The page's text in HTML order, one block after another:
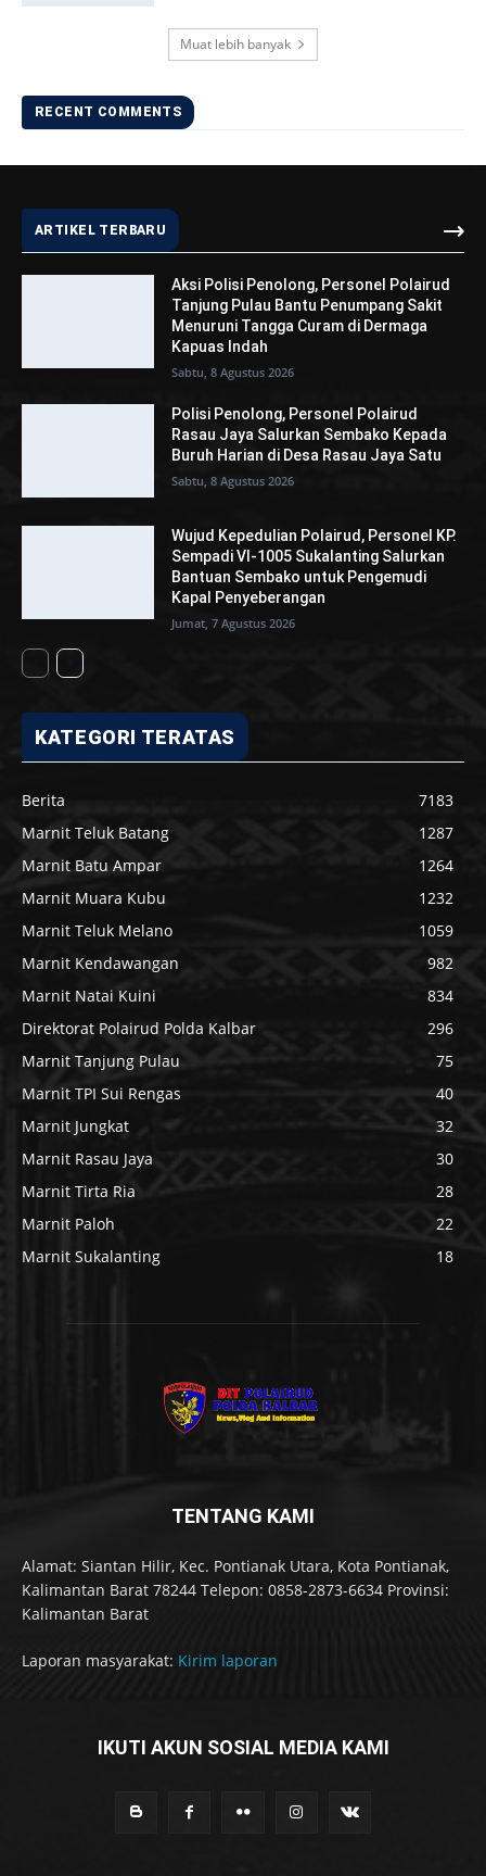
Muat lebih banyak
RECENT COMMENTS
ARTIKEL TERBARU
Aksi Polisi Penolong, Personel Polairud
Tanjung Pulau Bantu Penumpang Sakit
Menuruni Tangga Curam di Dermaga
Kapuas Indah
Sabtu, 8 Agustus 2026
Polisi Penolong, Personel Polairud
Rasau Jaya Salurkan Sembako Kepada
Buruh Harian di Desa Rasau Jaya Satu
Sabtu, 8 Agustus 2026
Wujud Kepedulian Polairud, Personel KP.
Sempadi VI-1005 Sukalanting Salurkan
Bantuan Sembako untuk Pengemudi
Kapal Penyeberangan
Jumat, 7 Agustus 2026
KATEGORI TERATAS
Berita
7183
Marnit Teluk Batang
1287
Marnit Batu Ampar
1264
Marnit Muara Kubu
1232
Marnit Teluk Melano
1059
Marnit Kendawangan
982
Marnit Natai Kuini
834
Direktorat Polairud Polda Kalbar
296
Marnit Tanjung Pulau
75
Marnit TPI Sui Rengas
40
Marnit Jungkat
32
Marnit Rasau Jaya
30
Marnit Tirta Ria
28
Marnit Paloh
22
Marnit Sukalanting
18
TENTANG KAMI
Alamat: Siantan Hilir, Kec. Pontianak Utara, Kota Pontianak,
Kalimantan Barat 78244 Telepon: 0858-2873-6634 Provinsi:
Kalimantan Barat
Laporan masyarakat: Kirim laporan
IKUTI AKUN SOSIAL MEDIA KAMI